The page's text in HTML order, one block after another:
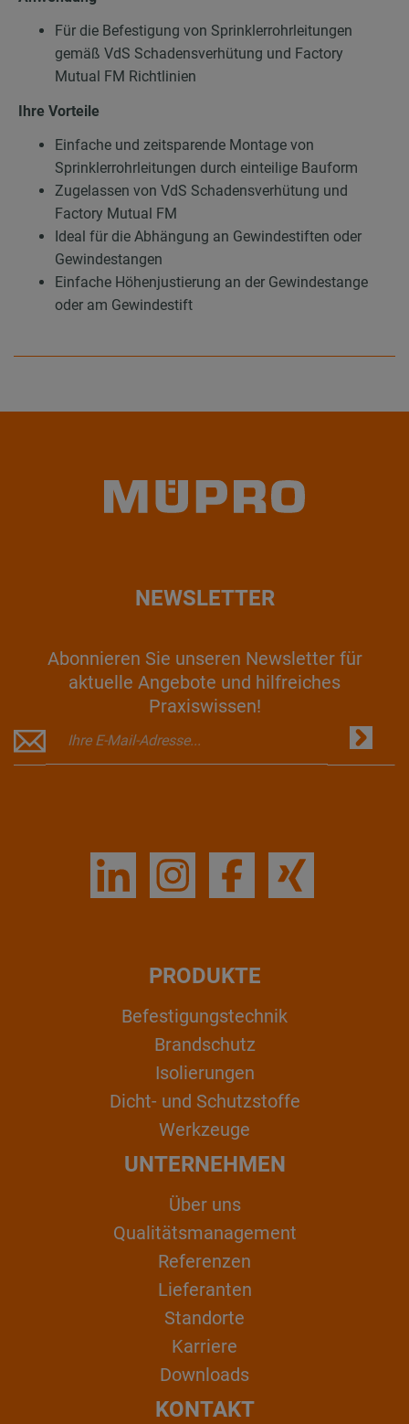
Für die Befestigung von Sprinklerrohrleitungen
gemäß VdS Schadensverhütung und Factory
Mutual FM Richtlinien
Ihre Vorteile
Einfache und zeitsparende Montage von
Sprinklerrohrleitungen durch einteilige Bauform
Zugelassen von VdS Schadensverhütung und
Factory Mutual FM
Ideal für die Abhängung an Gewindestiften oder
Gewindestangen
Einfache Höhenjustierung an der Gewindestange
oder am Gewindestift
NEWSLETTER
Abonnieren Sie unseren Newsletter für
aktuelle Angebote und hilfreiches
Praxiswissen!
PRODUKTE
Befestigungstechnik
Brandschutz
Isolierungen
Dicht- und Schutzstoffe
Werkzeuge
UNTERNEHMEN
Über uns
Qualitätsmanagement
Referenzen
Lieferanten
Standorte
Karriere
Downloads
KONTAKT